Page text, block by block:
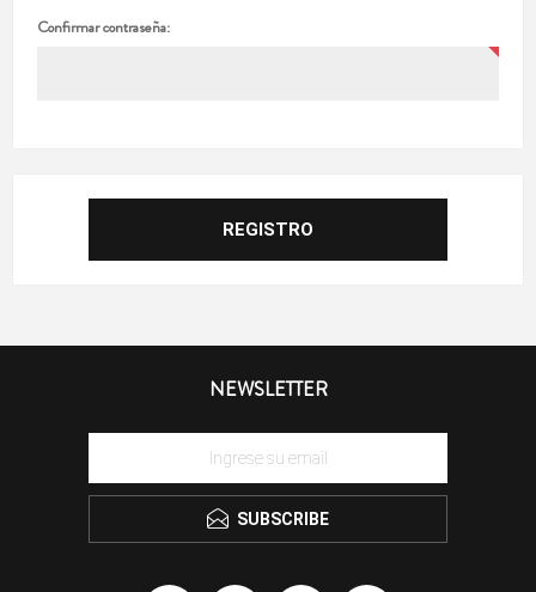
Confirmar contraseña:
NEWSLETTER
SUBSCRIBE